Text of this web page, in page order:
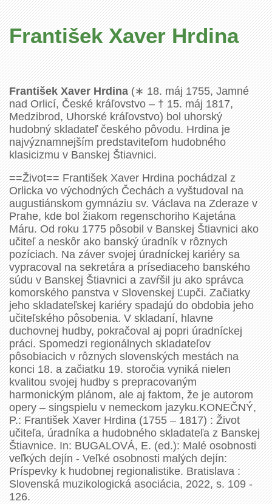
František Xaver Hrdina
František Xaver Hrdina(∗ 18. máj 1755, Jamné
nad Orlicí, České kráľovstvo – † 15. máj 1817,
Medzibrod, Uhorské kráľovstvo) bol uhorský
hudobný skladateľ českého pôvodu. Hrdina je
najvýznamnejším predstaviteľom hudobného
klasicizmu v Banskej Štiavnici.
==Život== František Xaver Hrdina pochádzal z
Orlicka vo východných Čechách a vyštudoval na
augustiánskom gymnáziu sv. Václava na Zderaze v
Prahe, kde bol žiakom regenschoriho Kajetána
Máru. Od roku 1775 pôsobil v Banskej Štiavnici ako
učiteľ a neskôr ako banský úradník v rôznych
pozíciach. Na záver svojej úradníckej kariéry sa
vypracoval na sekretára a prísediaceho banského
súdu v Banskej Štiavnici a zavŕšil ju ako správca
komorského panstva v Slovenskej Ľupči. Začiatky
jeho skladateľskej kariéry spadajú do obdobia jeho
učiteľského pôsobenia. V skladaní, hlavne
duchovnej hudby, pokračoval aj popri úradníckej
práci. Spomedzi regionálnych skladateľov
pôsobiacich v rôznych slovenských mestách na
konci 18. a začiatku 19. storočia vyniká nielen
kvalitou svojej hudby s prepracovaným
harmonickým plánom, ale aj faktom, že je autorom
opery – singspielu v nemeckom jazyku.KONEČNÝ,
P.: František Xaver Hrdina (1755 – 1817) : Život
učiteľa, úradníka a hudobného skladateľa z Banskej
Štiavnice. In: BUGALOVÁ, E. (ed.): Malé osobnosti
veľkých dejín - Veľké osobnosti malých dejín:
Príspevky k hudobnej regionalistike. Bratislava :
Slovenská muzikologická asociácia, 2022, s. 109 -
126.